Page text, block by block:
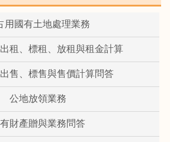
用國有土地處理業務
租、標租、放租與租金計算
售、標售與售價計算問答
公地放領業務
財產贈與業務問答